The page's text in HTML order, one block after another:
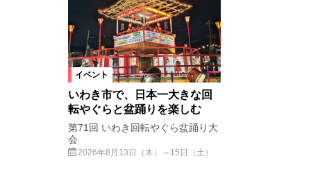
イベント
いわき市で、日本一大きな回
転やぐらと盆踊りを楽しむ
第71回 いわき回転やぐら盆踊り大
会
2026年8月13日（木）～15日（土）